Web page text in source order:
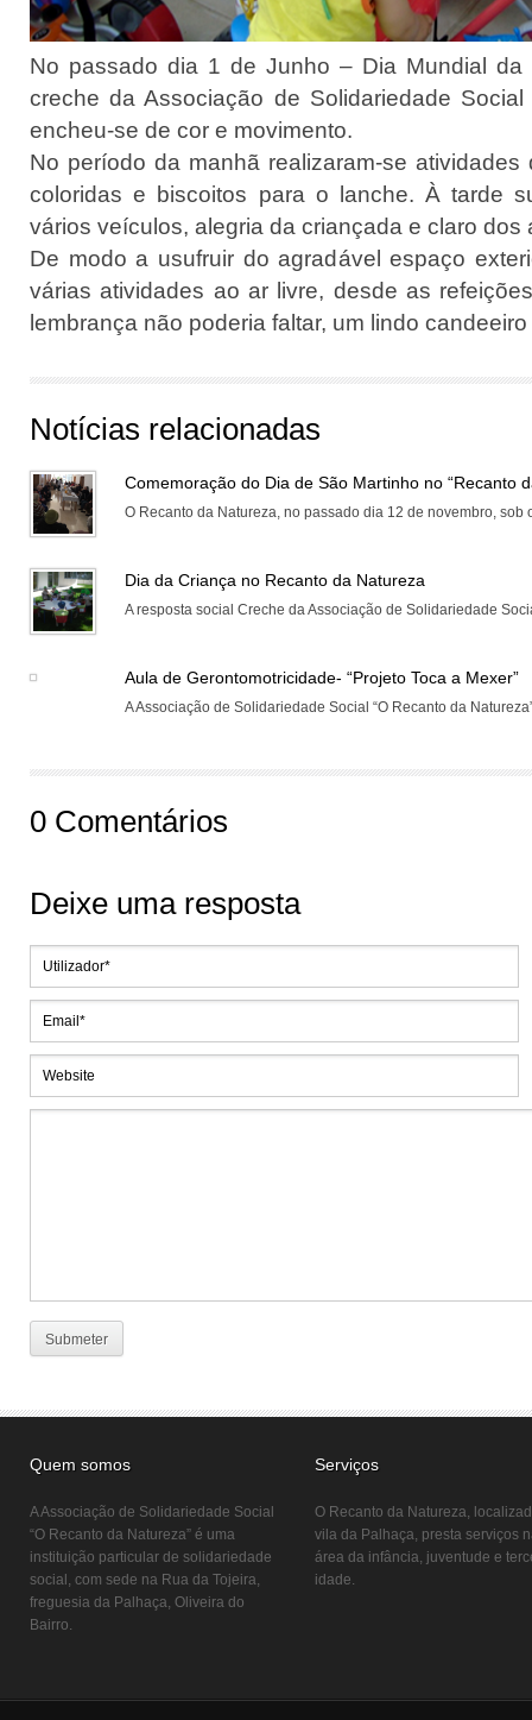
No passado dia 1 de Junho – Dia Mundial da
creche da Associação de Solidariedade Social
encheu-se de cor e movimento.
No período da manhã realizaram-se atividades
coloridas e biscoitos para o lanche. À tarde
vários veículos, alegria da criançada e claro dos
De modo a usufruir do agradável espaço
várias atividades ao ar livre, desde as
lembrança não poderia faltar, um lindo
Notícias relacionadas
Comemoração do Dia de São Martinho no “Recanto
O Recanto da Natureza, no passado dia 12 de novembro, sob
Dia da Criança no Recanto da Natureza
A resposta social Creche da Associação de Solidariedade
Aula de Gerontomotricidade- “Projeto Toca a Mexer”
A Associação de Solidariedade Social “O Recanto da
0 Comentários
Deixe uma resposta
Quem somos
A Associação de Solidariedade Social
“O Recanto da Natureza” é uma
instituição particular de solidariedade
social, com sede na Rua da Tojeira,
freguesia da Palhaça, Oliveira do
Bairro.
Serviços
O Recanto da Natureza,
vila da Palhaça, presta serviços
área da infância, juventude e
idade.